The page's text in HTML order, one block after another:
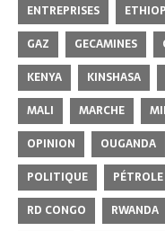
ENTREPRISES
GAZ
GECAMINES
KENYA
KINSHASA
MALI
MARCHE
OPINION
OUGANDA
POLITIQUE
PÉTROLE
RD CONGO
RWANDA